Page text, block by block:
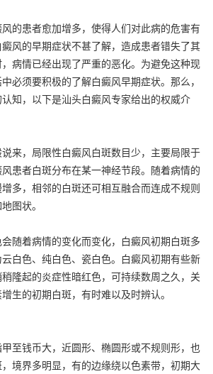
的患者愈加增多，使得人们对此病的危害有
风的早期症状不甚了解，造成患者错失了其
病情已经出现了严重的恶化。为避免这种现
必须要积极的了解白癜风早期症状。那么，
知，以下是汕头白癜风专家给出的权威介
来，局限性白癜风白斑数目少，主要局限于
患者白斑分布在某一神经节段。随着病情的
多，相邻的白斑还可相互融合而连成不规则
图状。
随着病情的变化而变化，白癜风初期白斑多
白色、纯白色、瓷白色。白癜风初期有些新
隆起的炎症性暗红色，可持续数周之久，关
生的初期白斑，有时难以及时辨认。
至钱币大，近圆形、椭圆形或不规则形，也
境界多明显，有的边缘绕以色素带，初期大